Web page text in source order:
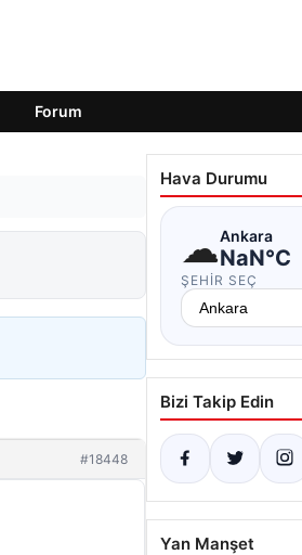
Forum
#18448
Hava Durumu
☁Ankara
NaN°C
ŞEHIR SEÇ
Bizi Takip Edin
Yan Manşet